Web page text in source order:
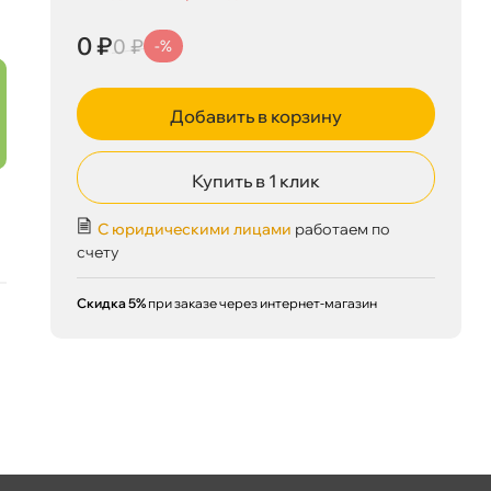
0 ₽0 ₽ -%
Добавить в корзину
Купить в 1 клик
С юридическими лицами работаем по
счету
Скидка 5% при заказе через интернет-магазин
Сегодня, 08.08